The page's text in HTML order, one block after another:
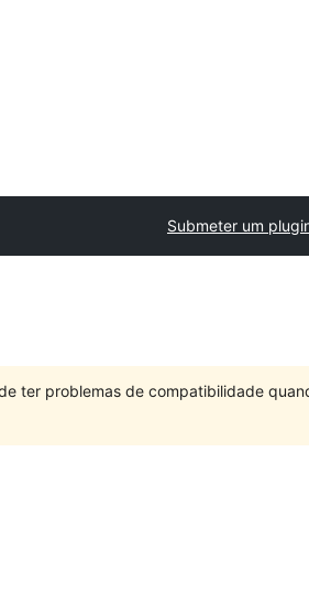
Submeter um
ter problemas de compatibilidade